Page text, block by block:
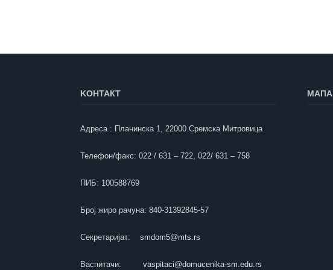
KOНТАКТ
Адреса : Планинска 1, 22000 Сремска Митровица
Телефон/факс: 022 / 631 – 722, 022/ 631 – 758
ПИБ: 100588769
Број жиро рачуна: 840-31392845-57
Секретаријат: smdom5@mts.rs
Васпитачи: vaspitaci@domucenika-sm.edu.rs
МАПА